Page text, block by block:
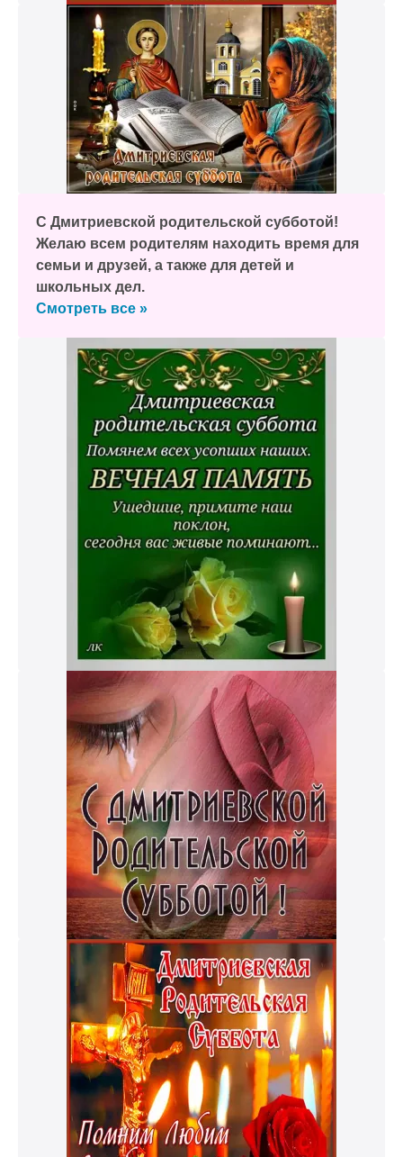
С Дмитриевской родительской субботой!
Желаю всем родителям находить время для
семьи и друзей, а также для детей и
школьных дел.
Смотреть все »